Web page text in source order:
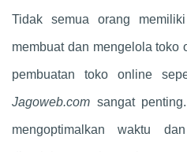
Tidak semua orang
membuat dan mengelola toko
pembuatan toko online
Jagoweb.com sangat
mengoptimalkan waktu